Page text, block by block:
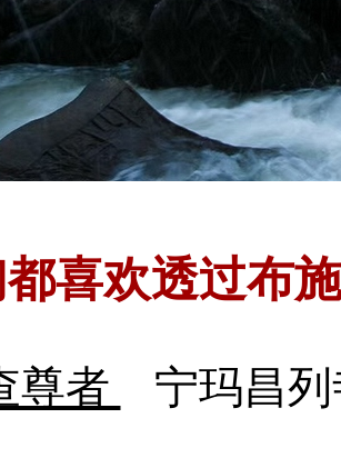
都喜欢透过布
尊者 宁玛昌